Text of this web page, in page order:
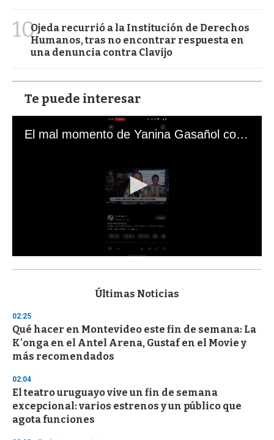
10Ojeda recurrió a la Institución de Derechos
Humanos, tras no encontrar respuesta en
una denuncia contra Clavijo
Te puede interesar
El mal momento de Yanina Gasañol con un hincha argentino en "Subrayado"
s
d
s
o
f
3
s
e
c
o
n
Últimas Noticias
02:25
Qué hacer en Montevideo este fin de semana: La
K'onga en el Antel Arena, Gustaf en el Movie y
más recomendados
02:04
El teatro uruguayo vive un fin de semana
excepcional: varios estrenos y un público que
agota funciones